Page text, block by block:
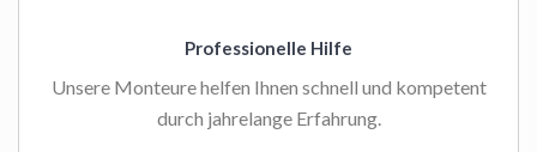
Professionelle Hilfe
Unsere Monteure helfen Ihnen schnell und kompetent
durch jahrelange Erfahrung.